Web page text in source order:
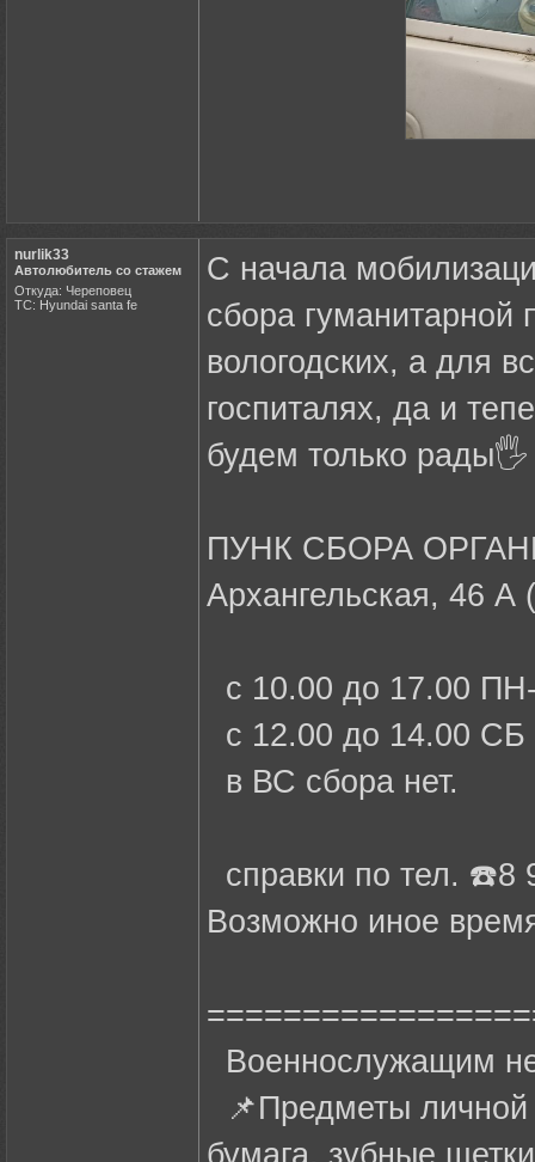
nurlik33
Автолюбитель со стажем
Откуда: Череповец
ТС: Hyundai santa fe
С начала
сбора
вологодских, а для
госпиталях, да и
будем только рады🖐️
ПУНК СБОРА
Архангельская, 46 А
с 10.00 до 17.00
с 12.00 до 14.00 СБ
в ВС сбора нет.
справки по тел. ☎️8
Возможно иное
Военнослужащим
📌Предметы
бумага, зубные